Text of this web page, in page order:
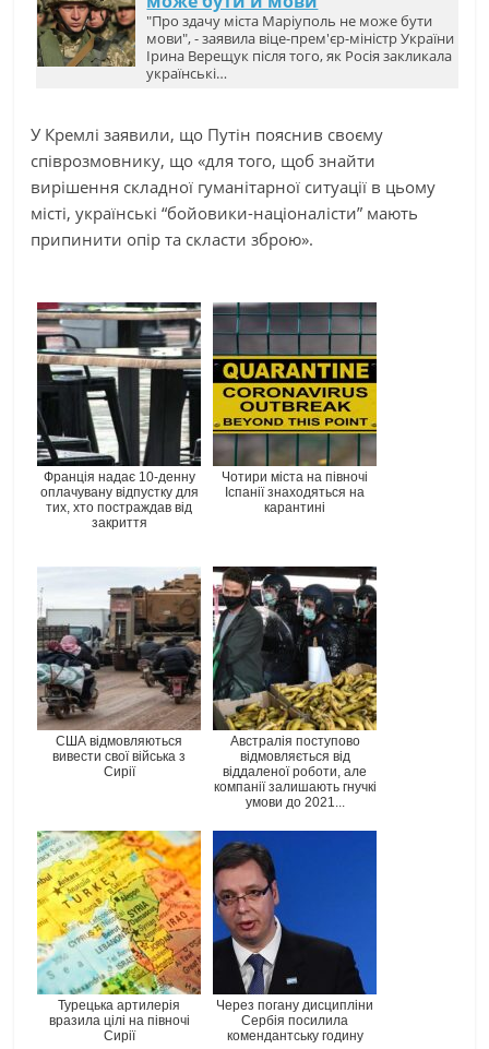
"Про здачу міста Маріуполь не може бути
мови", - заявила віце-прем'єр-міністр України
Ірина Верещук після того, як Росія закликала
українські…
У Кремлі заявили, що Путін пояснив своєму
співрозмовнику, що «для того, щоб знайти
вирішення складної гуманітарної ситуації в цьому
місті, українські “бойовики-націоналісти” мають
припинити опір та скласти зброю».
Франція надає 10-денну
оплачувану відпустку для
тих, хто постраждав від
закриття
Чотири міста на півночі
Іспанії знаходяться на
карантині
США відмовляються
вивести свої війська з
Сирії
Австралія поступово
відмовляється від
віддаленої роботи, але
компанії залишають гнучкі
умови до 2021...
Турецька артилерія
вразила цілі на півночі
Сирії
Через погану дисципліни
Сербія посилила
комендантську годину